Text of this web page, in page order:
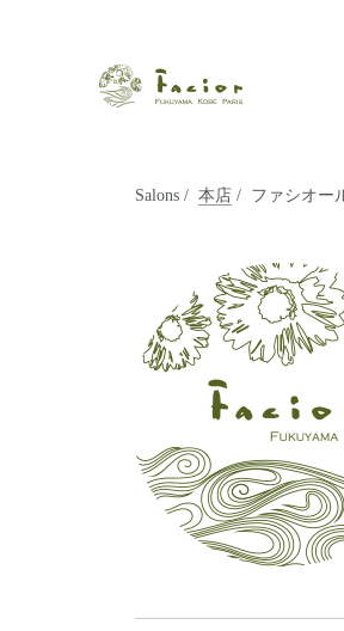
【福山・神戸
タルでご提案
瀬戸内から世界に展開するエステ
ポジティブライフを応援します。
Salons /本店 / ファシオー